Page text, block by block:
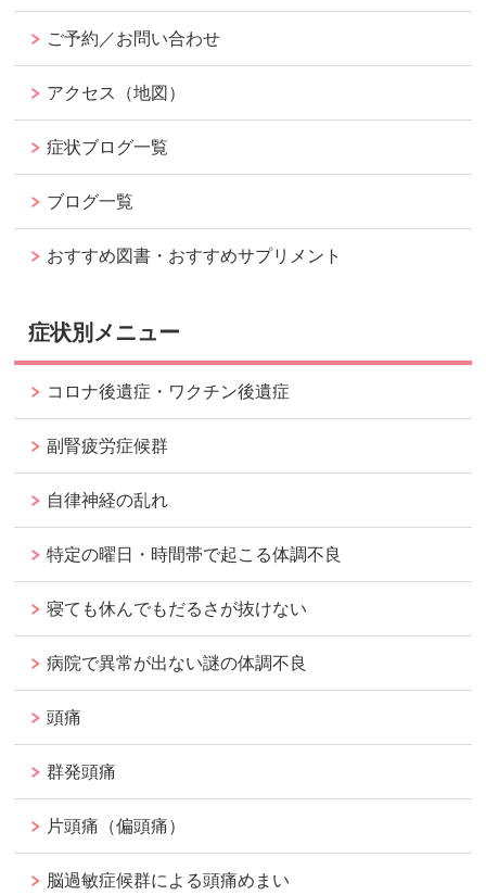
ご予約／お問い合わせ
アクセス（地図）
症状ブログ一覧
ブログ一覧
おすすめ図書・おすすめサプリメント
症状別メニュー
コロナ後遺症・ワクチン後遺症
副腎疲労症候群
自律神経の乱れ
特定の曜日・時間帯で起こる体調不良
寝ても休んでもだるさが抜けない
病院で異常が出ない謎の体調不良
頭痛
群発頭痛
片頭痛（偏頭痛）
脳過敏症候群による頭痛めまい